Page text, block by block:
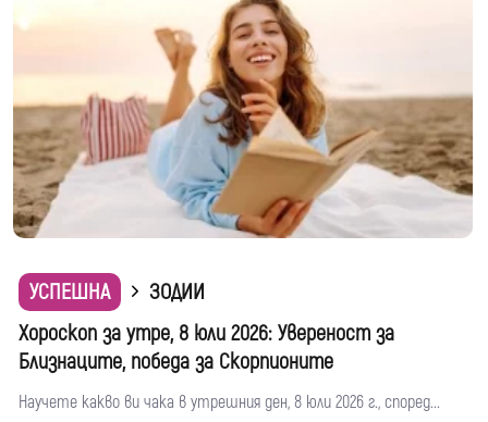
УСПЕШНА
ЗОДИИ
Хороскоп за утре, 8 юли 2026: Увереност за
Близнаците, победа за Скорпионите
Научете какво ви чака в утрешния ден, 8 юли 2026 г., според...